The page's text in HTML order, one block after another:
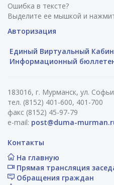
Ошибка в тексте?
Выделите ее мышкой и
Авторизация
Единый Виртуальный
Информационный
183016, г. Мурманск, ул.
тел. (8152) 401-600, 401-700
факс (8152) 45-97-79
e-mail: post@duma-
Контакты
На главную
Прямая трансляция
Обращения граждан